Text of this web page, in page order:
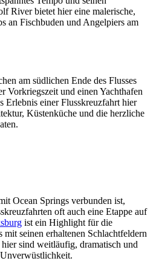
River bietet hier eine malerische,
an Fischbuden und Angelpiers am
am südlichen Ende des Flusses
Vorkriegszeit und einen Yachthafen
Erlebnis einer Flusskreuzfahrt hier
Küstenküche und die herzliche
Ocean Springs verbunden ist,
oft auch eine Etappe auf
ist ein Highlight für die
mit seinen erhaltenen Schlachtfeldern
sind weitläufig, dramatisch und